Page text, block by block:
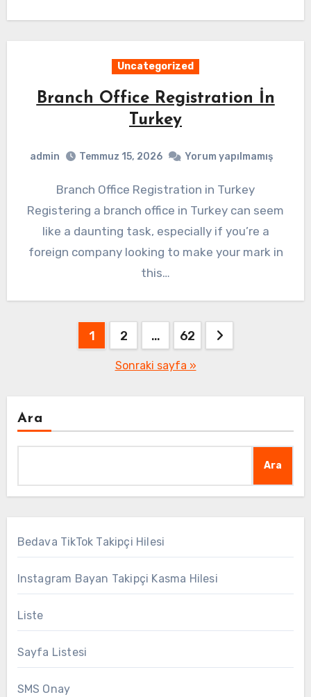
Uncategorized
Branch Office Registration İn
Turkey
admin Temmuz 15, 2026 Yorum yapılmamış
Branch Office Registration in Turkey
Registering a branch office in Turkey can seem
like a daunting task, especially if you’re a
foreign company looking to make your mark in
this…
sayfalaması
1 2 … 62
Sonraki sayfa »
Ara
Ara
Bedava TikTok Takipçi Hilesi
Instagram Bayan Takipçi Kasma Hilesi
Liste
Sayfa Listesi
SMS Onay